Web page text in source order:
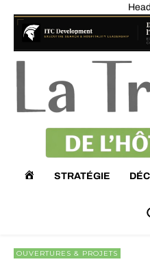
STRATÉGIE
OUVERTURES & PROJETS